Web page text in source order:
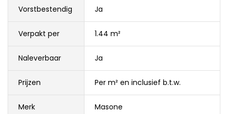
Vorstbestendig Ja
Verpakt per 1.44 m²
Naleverbaar Ja
Prijzen Per m² en inclusief b.t.w.
Merk Masone